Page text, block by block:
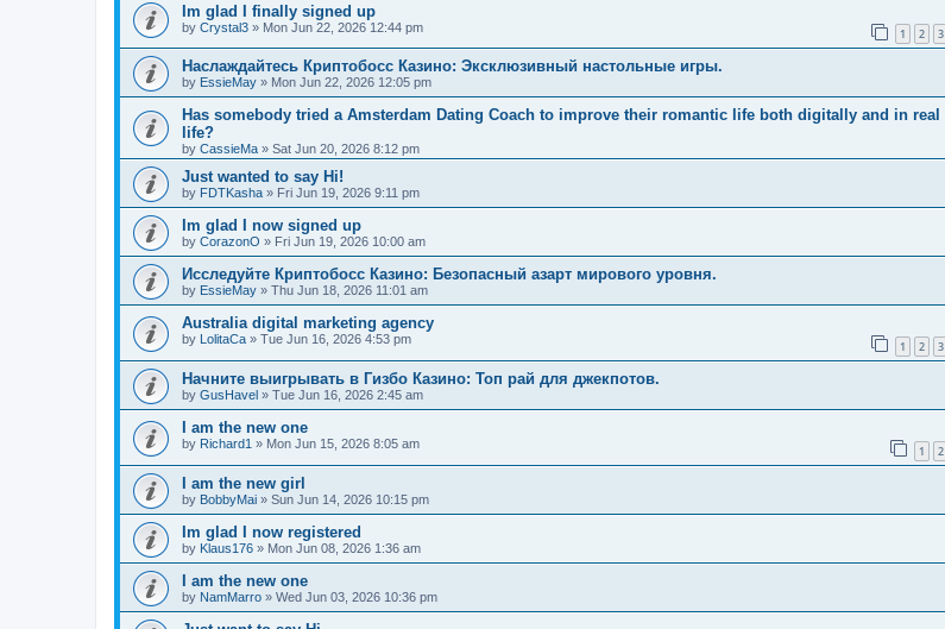
Im glad I finally signed up
by Crystal3 » Mon Jun 22, 2026 12:44 pm 1 2 3
Наслаждайтесь Криптобосс Казино: Эксклюзивный настольные игры.
by EssieMay » Mon Jun 22, 2026 12:05 pm
Has somebody tried a Amsterdam Dating Coach to improve their romantic life both digitally and in real
life?
by CassieMa » Sat Jun 20, 2026 8:12 pm
Just wanted to say Hi!
by FDTKasha » Fri Jun 19, 2026 9:11 pm
Im glad I now signed up
by CorazonO » Fri Jun 19, 2026 10:00 am
Исследуйте Криптобосс Казино: Безопасный азарт мирового уровня.
by EssieMay » Thu Jun 18, 2026 11:01 am
Australia digital marketing agency
by LolitaCa » Tue Jun 16, 2026 4:53 pm 1 2 3
Начните выигрывать в Гизбо Казино: Топ рай для джекпотов.
by GusHavel » Tue Jun 16, 2026 2:45 am
I am the new one
by Richard1 » Mon Jun 15, 2026 8:05 am 1 2
I am the new girl
by BobbyMai » Sun Jun 14, 2026 10:15 pm
Im glad I now registered
by Klaus176 » Mon Jun 08, 2026 1:36 am
I am the new one
by NamMarro » Wed Jun 03, 2026 10:36 pm